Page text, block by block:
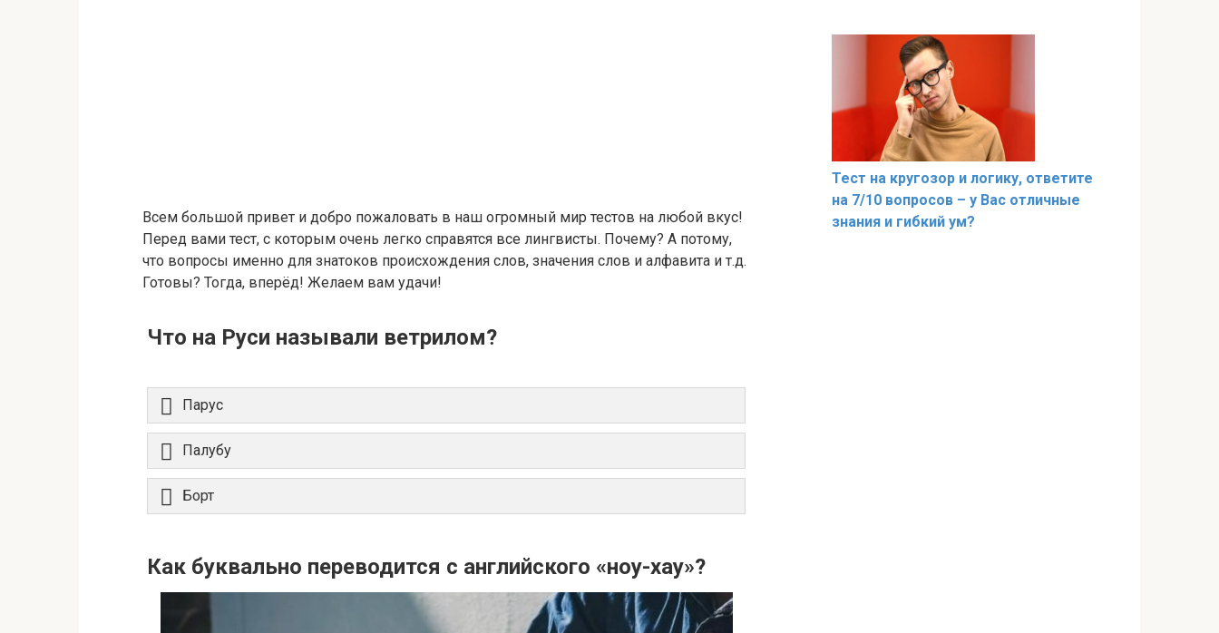
Всем большой привет и добро пожаловать в наш огромный мир тестов на любой вкус!
Перед вами тест, с которым очень легко справятся все лингвисты. Почему? А потому,
что вопросы именно для знатоков происхождения слов, значения слов и алфавита и т.д.
Готовы? Тогда, вперёд! Желаем вам удачи!
Что на Руси называли ветрилом?
Парус
Палубу
Борт
Как буквально переводится с английского «ноу-хау»?
Тест на кругозор и логику, ответите
на 7/10 вопросов – у Вас отличные
знания и гибкий ум?